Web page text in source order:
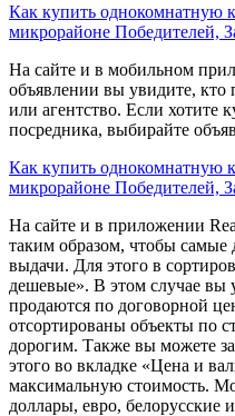
Как купить однокомнатную
микрорайоне Победителей,
На сайте и в мобильном
объявлении вы увидите, кто
или агентство. Если хотите
посредника, выбирайте
Как купить однокомнатную
микрорайоне Победителей,
На сайте и в приложении
таким образом, чтобы
выдачи. Для этого в
дешевые». В этом случае вы
продаются по договорной
отсортированы объекты по
дорогим. Также вы можете
этого во вкладке «Цена и
максимальную стоимость.
доллары, евро, белорусские